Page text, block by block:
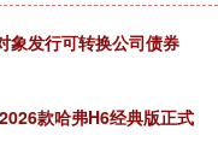
象发行可转换公司债券
款哈弗H6经典版正式